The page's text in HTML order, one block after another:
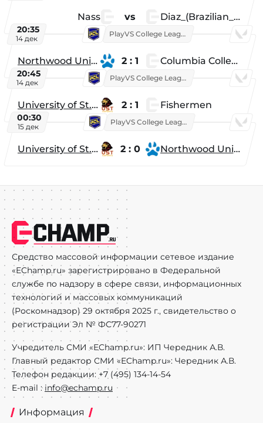
Nass vs Diaz_(Brazilian_Player)
20:35
14 дек
PlayVS College League 2025: Fall
Northwood University 2 : 1 Columbia College
20:45
14 дек
PlayVS College League 2025: Fall
University of St. Thomas 2 : 1 Fishermen
00:30
15 дек
PlayVS College League 2025: Fall
University of St. Thomas 2 : 0 Northwood University
Средство массовой информации сетевое издание
«EChamp.ru» зарегистрировано в Федеральной
службе по надзору в сфере связи, информационных
технологий и массовых коммуникаций
(Роскомнадзор) 29 октября 2025 г., свидетельство о
регистрации Эл № ФС77-90271
Учредитель СМИ «EChamp.ru»: ИП Чередник А.В.
Главный редактор СМИ «EChamp.ru»: Чередник А.В.
Телефон редакции: +7 (495) 134-14-54
E-mail : info@echamp.ru
Информация